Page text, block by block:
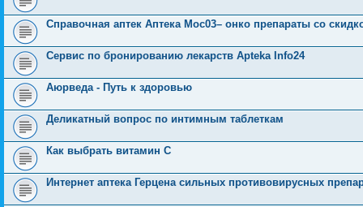
Справочная аптек Аптека Мос03– онко препараты со
Сервис по бронированию лекарств Apteka Info24
Аюрведа - Путь к здоровью
Деликатный вопрос по интимным таблеткам
Как выбрать витамин С
Интернет аптека Герцена сильных противовирусных